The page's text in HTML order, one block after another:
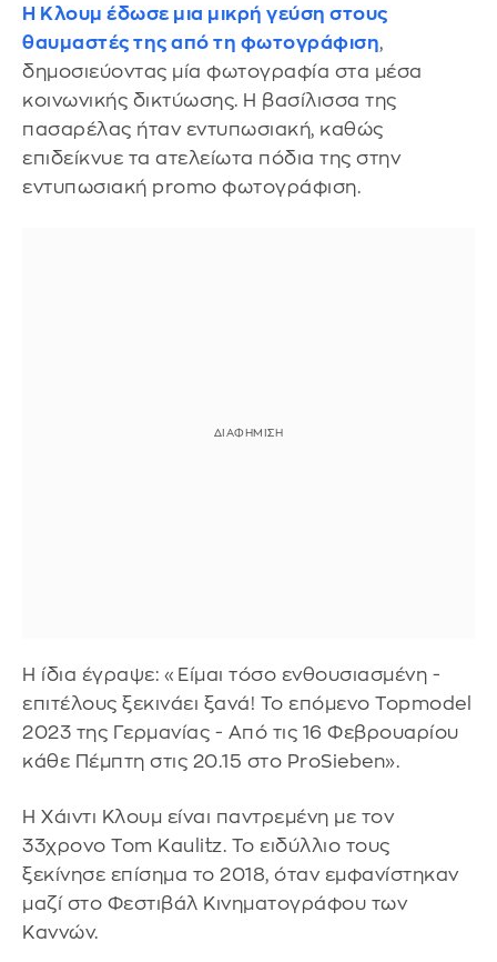
Η Κλουμ έδωσε μια μικρή γεύση στους
θαυμαστές της από τη φωτογράφιση,
δημοσιεύοντας μία φωτογραφία στα μέσα
κοινωνικής δικτύωσης. Η βασίλισσα της
πασαρέλας ήταν εντυπωσιακή, καθώς
επιδείκνυε τα ατελείωτα πόδια της στην
εντυπωσιακή promo φωτογράφιση.
Η ίδια έγραψε: «Είμαι τόσο ενθουσιασμένη -
επιτέλους ξεκινάει ξανά! Το επόμενο Topmodel
2023 της Γερμανίας - Από τις 16 Φεβρουαρίου
κάθε Πέμπτη στις 20.15 στο ProSieben».
Η Χάιντι Κλουμ είναι παντρεμένη με τον
33χρονο Tom Kaulitz. Το ειδύλλιο τους
ξεκίνησε επίσημα το 2018, όταν εμφανίστηκαν
μαζί στο Φεστιβάλ Κινηματογράφου των
Καννών.